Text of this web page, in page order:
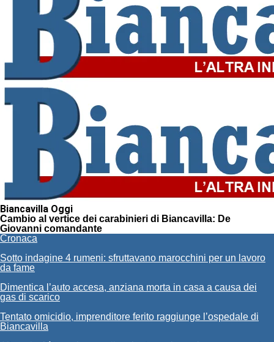
Biancavilla Oggi
Cambio al vertice dei carabinieri di Biancavilla: De
Giovanni comandante
Cronaca
Sotto indagine 4 rumeni: sfruttavano marocchini per un lavoro
da fame
Dimentica l’auto accesa, anziana morta in casa a causa dei
gas di scarico
Tentato omicidio, imprenditore ferito raggiunge l’ospedale di
Biancavilla